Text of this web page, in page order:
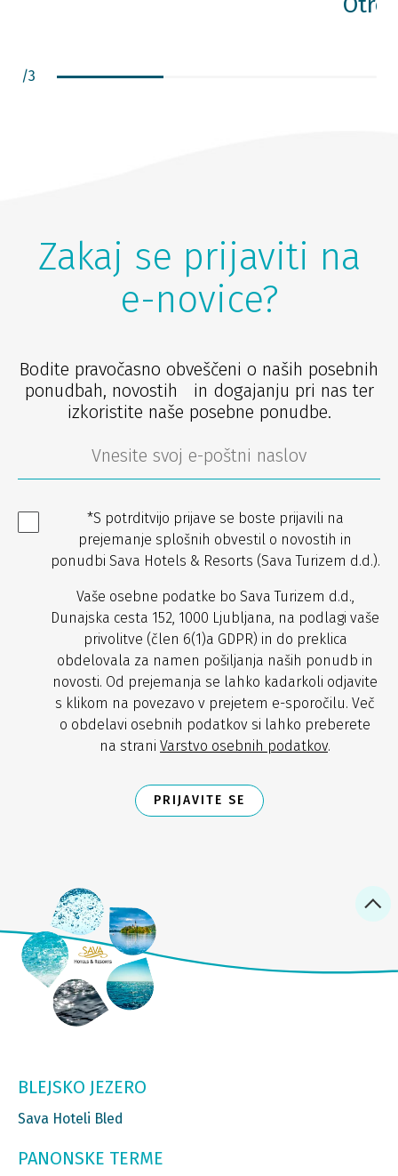
/3
Zakaj se prijaviti na
e-novice?
Bodite pravočasno obveščeni o naših posebnih
ponudbah, novostih in dogajanju pri nas ter
izkoristite naše posebne ponudbe.
*S potrditvijo prijave se boste prijavili na
prejemanje splošnih obvestil o novostih in
ponudbi Sava Hotels & Resorts (Sava Turizem d.d.).
Vaše osebne podatke bo Sava Turizem d.d.,
Dunajska cesta 152, 1000 Ljubljana, na podlagi vaše
privolitve (člen 6(1)a GDPR) in do preklica
obdelovala za namen pošiljanja naših ponudb in
novosti. Od prejemanja se lahko kadarkoli odjavite
s klikom na povezavo v prejetem e-sporočilu. Več
o obdelavi osebnih podatkov si lahko preberete
na strani Varstvo osebnih podatkov.
PRIJAVITE SE
BLEJSKO JEZERO
Sava Hoteli Bled
PANONSKE TERME